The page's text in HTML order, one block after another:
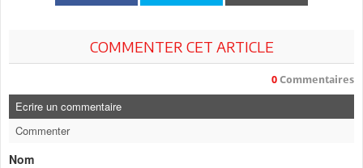
COMMENTER CET ARTICLE
0 Commentaires
Ecrire un commentaire
Commenter
Nom